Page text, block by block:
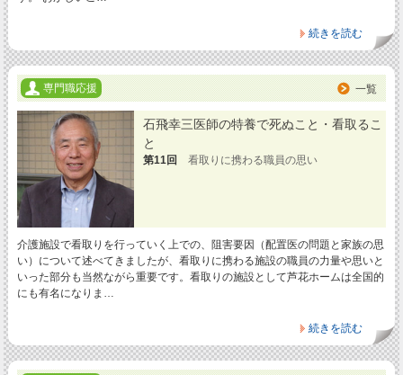
続きを読む
専門職応援 一覧
石飛幸三医師の特養で死ぬこと・看取るこ
と
第11回 看取りに携わる職員の思い
介護施設で看取りを行っていく上での、阻害要因（配置医の問題と家族の思
い）について述べてきましたが、看取りに携わる施設の職員の力量や思いと
いった部分も当然ながら重要です。看取りの施設として芦花ホームは全国的
にも有名になりま…
続きを読む